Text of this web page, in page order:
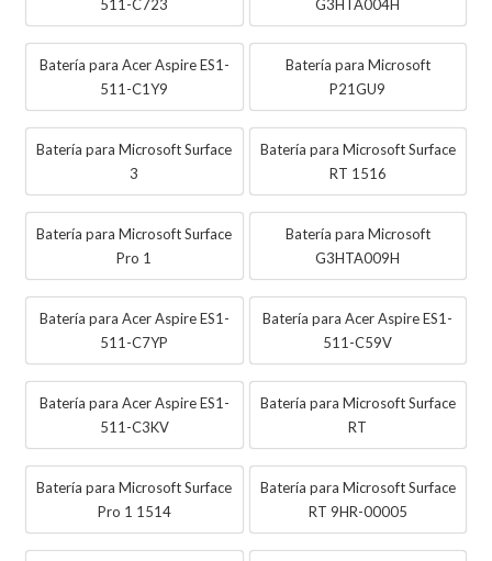
511-C723
G3HTA004H
Batería para Acer Aspire ES1-
511-C1Y9
Batería para Microsoft
P21GU9
Batería para Microsoft Surface
3
Batería para Microsoft Surface
RT 1516
Batería para Microsoft Surface
Pro 1
Batería para Microsoft
G3HTA009H
Batería para Acer Aspire ES1-
511-C7YP
Batería para Acer Aspire ES1-
511-C59V
Batería para Acer Aspire ES1-
511-C3KV
Batería para Microsoft Surface
RT
Batería para Microsoft Surface
Pro 1 1514
Batería para Microsoft Surface
RT 9HR-00005